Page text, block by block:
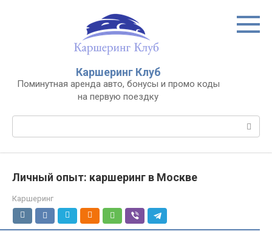
Каршеринг Клуб
Поминутная аренда авто, бонусы и промо коды
на первую поездку
Поиск:
Личный опыт: каршеринг в Москве
Каршеринг